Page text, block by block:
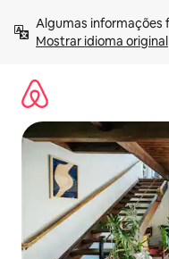
para
Mostrar idioma original